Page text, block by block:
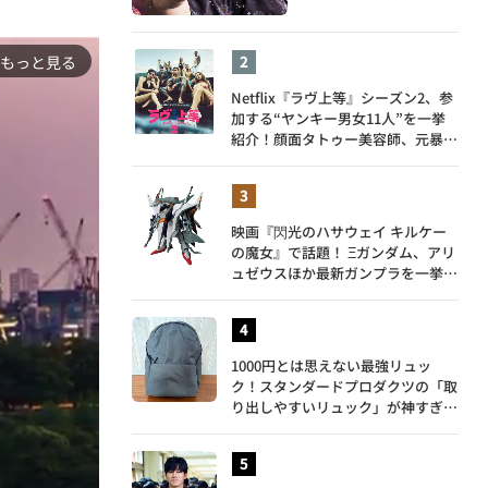
もっと見る
Netflix『ラヴ上等』シーズン2、参
加する“ヤンキー男女11人”を一挙
紹介！顔面タトゥー美容師、元暴走
映画『閃光のハサウェイ キルケー
の魔女』で話題！ Ξガンダム、アリ
ュゼウスほか最新ガンプラを一挙紹
1000円とは思えない最強リュッ
ク！スタンダードプロダクツの「取
り出しやすいリュック」が神すぎ